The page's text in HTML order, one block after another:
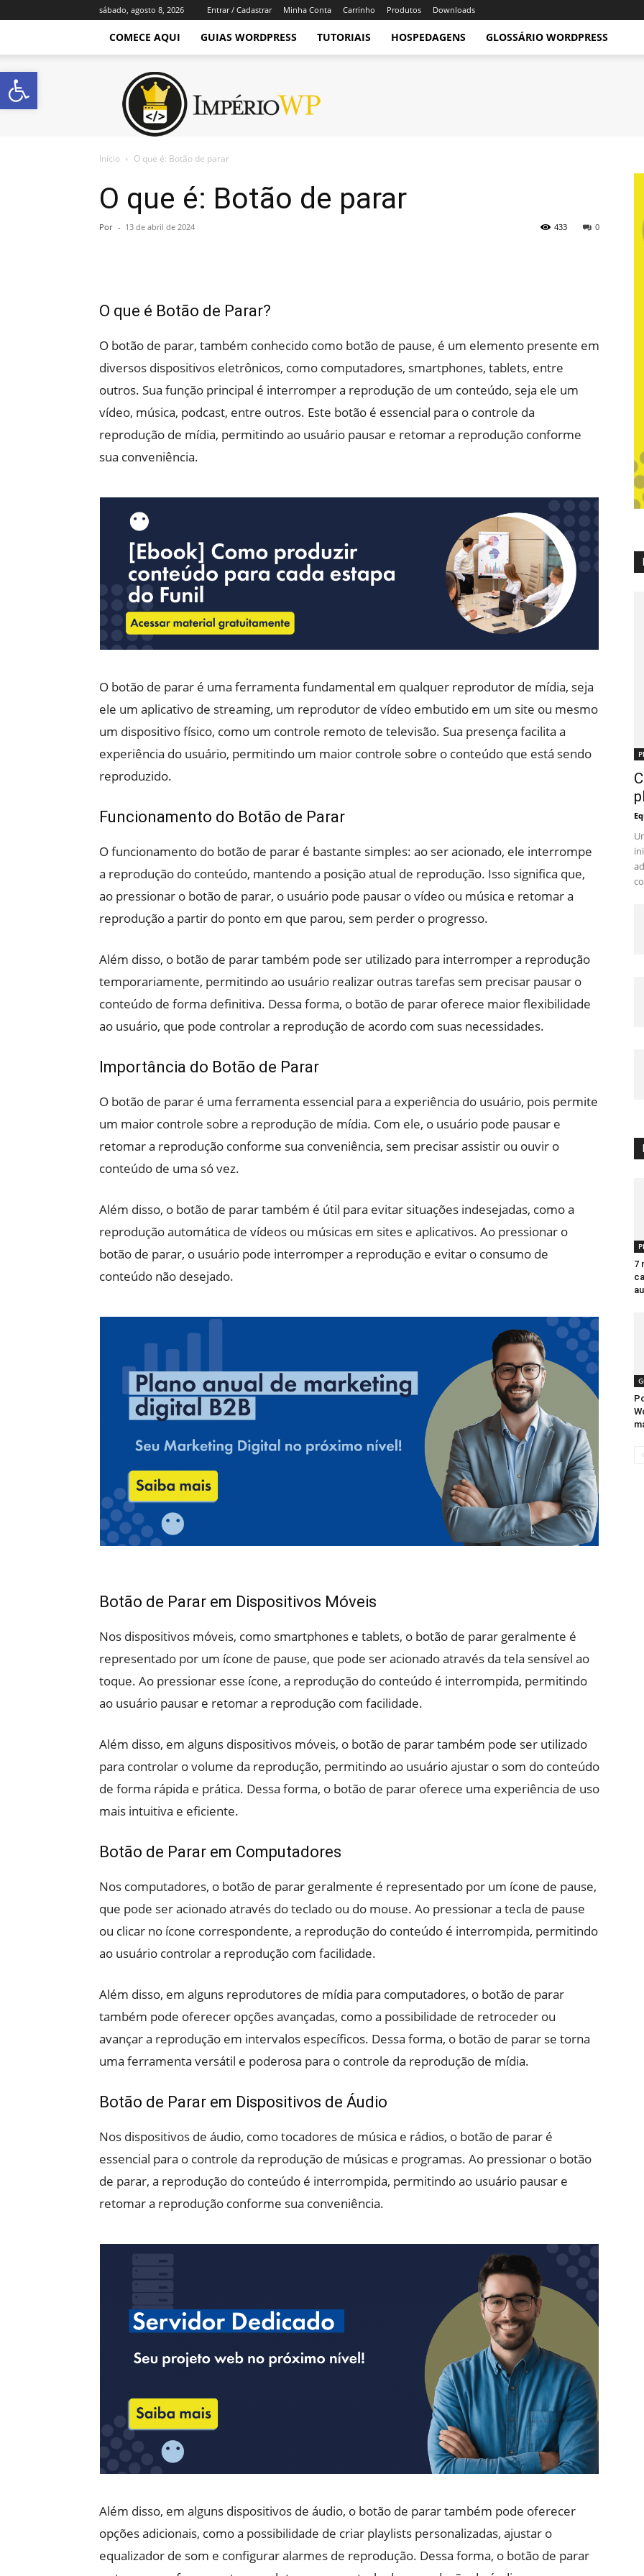
sábado, agosto 8, 2026 Entrar / Cadastrar Minha Conta Carrinho Produtos Downloads
COMECE AQUI GUIAS WORDPRESS TUTORIAIS HOSPEDAGENS GLOSSÁRIO WORDPRESS
Império
WordPress
Início O que é: Botão de parar
O que é: Botão de parar
Por - 13 de abril de 2024 0
433
O que é Botão de Parar?
O botão de parar, também conhecido como botão de pause, é um elemento presente em
diversos dispositivos eletrônicos, como computadores, smartphones, tablets, entre
outros. Sua função principal é interromper a reprodução de um conteúdo, seja ele um
vídeo, música, podcast, entre outros. Este botão é essencial para o controle da
reprodução de mídia, permitindo ao usuário pausar e retomar a reprodução conforme
sua conveniência.
O botão de parar é uma ferramenta fundamental em qualquer reprodutor de mídia, seja
ele um aplicativo de streaming, um reprodutor de vídeo embutido em um site ou mesmo
um dispositivo físico, como um controle remoto de televisão. Sua presença facilita a
experiência do usuário, permitindo um maior controle sobre o conteúdo que está sendo
reproduzido.
Funcionamento do Botão de Parar
O funcionamento do botão de parar é bastante simples: ao ser acionado, ele interrompe
a reprodução do conteúdo, mantendo a posição atual de reprodução. Isso significa que,
ao pressionar o botão de parar, o usuário pode pausar o vídeo ou música e retomar a
reprodução a partir do ponto em que parou, sem perder o progresso.
Além disso, o botão de parar também pode ser utilizado para interromper a reprodução
temporariamente, permitindo ao usuário realizar outras tarefas sem precisar pausar o
conteúdo de forma definitiva. Dessa forma, o botão de parar oferece maior flexibilidade
ao usuário, que pode controlar a reprodução de acordo com suas necessidades.
Importância do Botão de Parar
O botão de parar é uma ferramenta essencial para a experiência do usuário, pois permite
um maior controle sobre a reprodução de mídia. Com ele, o usuário pode pausar e
retomar a reprodução conforme sua conveniência, sem precisar assistir ou ouvir o
conteúdo de uma só vez.
Além disso, o botão de parar também é útil para evitar situações indesejadas, como a
reprodução automática de vídeos ou músicas em sites e aplicativos. Ao pressionar o
botão de parar, o usuário pode interromper a reprodução e evitar o consumo de
conteúdo não desejado.
Botão de Parar em Dispositivos Móveis
Nos dispositivos móveis, como smartphones e tablets, o botão de parar geralmente é
representado por um ícone de pause, que pode ser acionado através da tela sensível ao
toque. Ao pressionar esse ícone, a reprodução do conteúdo é interrompida, permitindo
ao usuário pausar e retomar a reprodução com facilidade.
Além disso, em alguns dispositivos móveis, o botão de parar também pode ser utilizado
para controlar o volume da reprodução, permitindo ao usuário ajustar o som do conteúdo
de forma rápida e prática. Dessa forma, o botão de parar oferece uma experiência de uso
mais intuitiva e eficiente.
Botão de Parar em Computadores
Nos computadores, o botão de parar geralmente é representado por um ícone de pause,
que pode ser acionado através do teclado ou do mouse. Ao pressionar a tecla de pause
ou clicar no ícone correspondente, a reprodução do conteúdo é interrompida, permitindo
ao usuário controlar a reprodução com facilidade.
Além disso, em alguns reprodutores de mídia para computadores, o botão de parar
também pode oferecer opções avançadas, como a possibilidade de retroceder ou
avançar a reprodução em intervalos específicos. Dessa forma, o botão de parar se torna
uma ferramenta versátil e poderosa para o controle da reprodução de mídia.
Botão de Parar em Dispositivos de Áudio
Nos dispositivos de áudio, como tocadores de música e rádios, o botão de parar é
essencial para o controle da reprodução de músicas e programas. Ao pressionar o botão
de parar, a reprodução do conteúdo é interrompida, permitindo ao usuário pausar e
retomar a reprodução conforme sua conveniência.
Além disso, em alguns dispositivos de áudio, o botão de parar também pode oferecer
opções adicionais, como a possibilidade de criar playlists personalizadas, ajustar o
equalizador de som e configurar alarmes de reprodução. Dessa forma, o botão de parar
7
Abrir a barra de ferramentas